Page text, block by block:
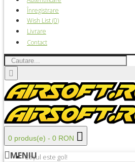
Înregistrare
Wish List (0)
Livrare
Contact
0 produs(e) - 0 RON
Coșul este gol!
MENIU